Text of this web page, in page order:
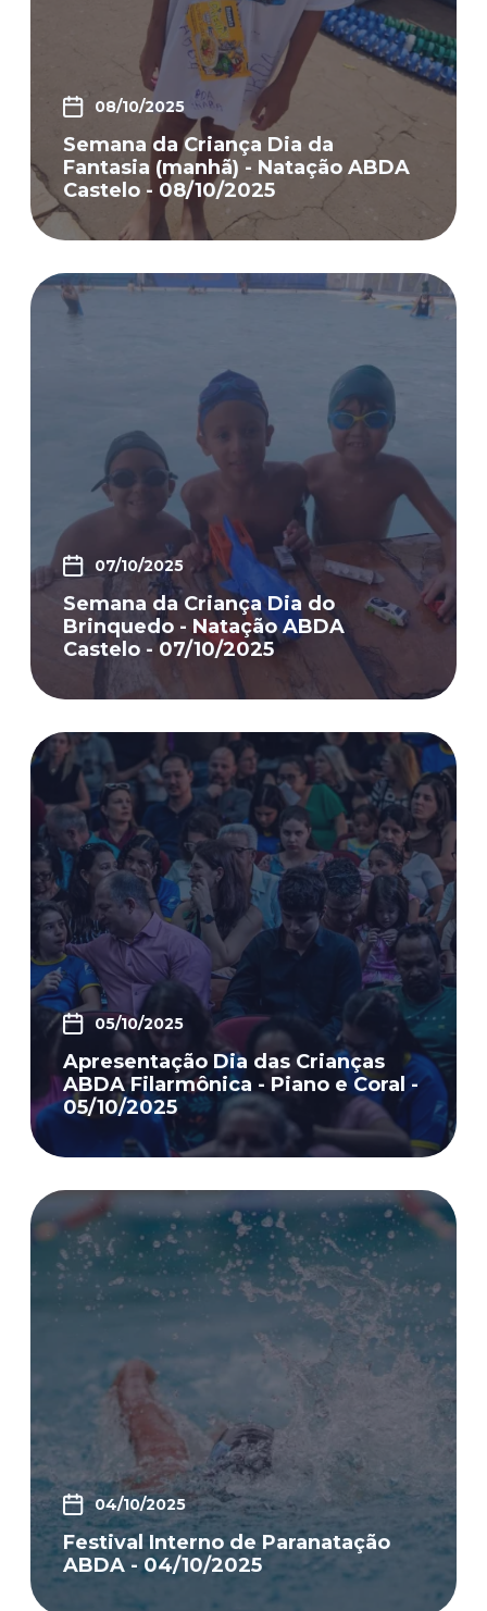
08/10/2025
Semana da Criança Dia da
Fantasia (manhã) - Natação ABDA
Castelo - 08/10/2025
07/10/2025
Semana da Criança Dia do
Brinquedo - Natação ABDA
Castelo - 07/10/2025
05/10/2025
Apresentação Dia das Crianças
ABDA Filarmônica - Piano e Coral -
05/10/2025
04/10/2025
Festival Interno de Paranatação
ABDA - 04/10/2025